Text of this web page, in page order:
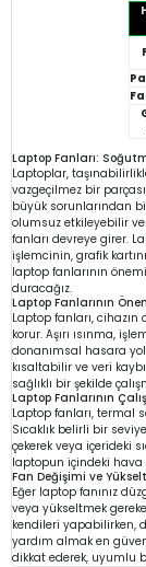
Laptop Fanları:
Laptoplar,
vazgeçilmez bir
büyük sorunlarından
olumsuz etkileyebilir
fanları devreye girer.
işlemcinin, grafik
laptop fanlarının
duracağız.
Laptop Fanlarının
Laptop fanları, cihazın
korur. Aşırı ısınma,
donanımsal hasara
kısaltabilir ve veri
sağlıklı bir şekilde
Laptop Fanlarının
Laptop fanları, termal
Sıcaklık belirli bir
çekerek veya içerideki
laptopun içindeki hava
Fan Değişimi ve
Eğer laptop fanınız
veya yükseltmek
kendileri yapabilirken,
yardım almak en
dikkat ederek, uyumlu